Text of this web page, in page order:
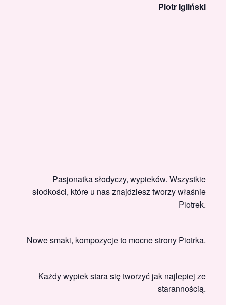
Piotr Igliński
Pasjonatka słodyczy, wypieków. Wszystkie
słodkości, które u nas znajdziesz tworzy właśnie
Piotrek.
Nowe smaki, kompozycje to mocne strony Piotrka.
Każdy wypiek stara się tworzyć jak najlepiej ze
starannością.